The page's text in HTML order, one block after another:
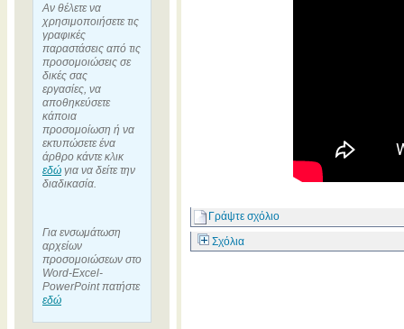
Αν θέλετε να
χρησιμοποιήσετε τις
γραφικές
παραστάσεις από τις
προσομοιώσεις σε
δικές σας
εργασίες, να
αποθηκεύσετε
κάποια
προσομοίωση ή να
εκτυπώσετε ένα
άρθρο κάντε κλικ
εδώ για να δείτε την
διαδικασία.
Για ενσωμάτωση
αρχείων
προσομοιώσεων στο
Word-Excel-
PowerPoint πατήστε
εδώ
Γράψτε σχόλιο
Σχόλια